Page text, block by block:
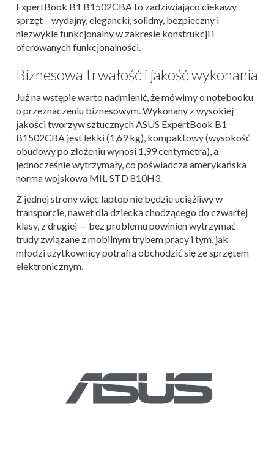
ExpertBook B1 B1502CBA to zadziwiająco ciekawy
sprzęt – wydajny, elegancki, solidny, bezpieczny i
niezwykle funkcjonalny w zakresie konstrukcji i
oferowanych funkcjonalności.
Biznesowa trwałość i jakość wykonania
Już na wstępie warto nadmienić, że mówimy o notebooku
o przeznaczeniu biznesowym. Wykonany z wysokiej
jakości tworzyw sztucznych ASUS ExpertBook B1
B1502CBA jest lekki (1,69 kg), kompaktowy (wysokość
obudowy po złożeniu wynosi 1,99 centymetra), a
jednocześnie wytrzymały, co poświadcza amerykańska
norma wojskowa MIL-STD 810H3.
Z jednej strony więc laptop nie będzie uciążliwy w
transporcie, nawet dla dziecka chodzącego do czwartej
klasy, z drugiej — bez problemu powinien wytrzymać
trudy związane z mobilnym trybem pracy i tym, jak
młodzi użytkownicy potrafią obchodzić się ze sprzętem
elektronicznym.